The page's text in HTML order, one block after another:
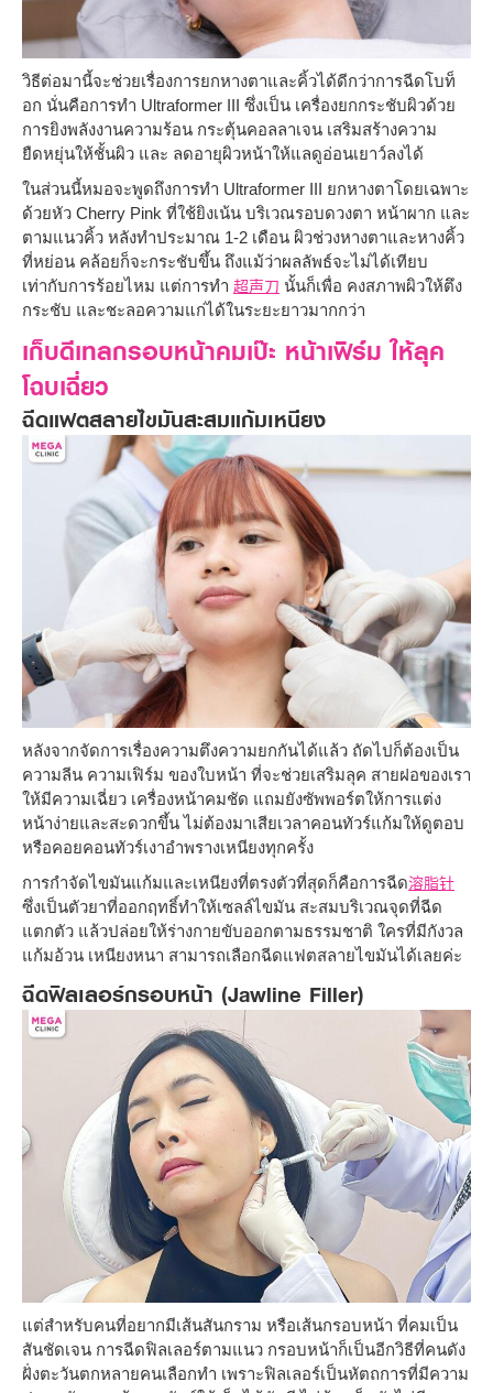
วิธีต่อมานี้จะช่วยเรื่องการยกหางตาและคิ้วได้ดีกว่าการฉีดโบท็
อก นั่นคือการทำ Ultraformer III ซึ่งเป็น เครื่องยกกระชับผิวด้วย
การยิงพลังงานความร้อน กระตุ้นคอลลาเจน เสริมสร้างความ
ยืดหยุ่นให้ชั้นผิว และ ลดอายุผิวหน้าให้แลดูอ่อนเยาว์ลงได้
ในส่วนนี้หมอจะพูดถึงการทำ Ultraformer III ยกหางตาโดยเฉพาะ
ด้วยหัว Cherry Pink ที่ใช้ยิงเน้น บริเวณรอบดวงตา หน้าผาก และ
ตามแนวคิ้ว หลังทำประมาณ 1-2 เดือน ผิวช่วงหางตาและหางคิ้ว
ที่หย่อน คล้อยก็จะกระชับขึ้น ถึงแม้ว่าผลลัพธ์จะไม่ได้เทียบ
เท่ากับการร้อยไหม แต่การทำ 超声刀 นั้นก็เพื่อ คงสภาพผิวให้ตึง
กระชับ และชะลอความแก่ได้ในระยะยาวมากกว่า
เก็บดีเทลกรอบหน้าคมเป๊ะ หน้าเฟิร์ม ให้ลุค
โฉบเฉี่ยว
ฉีดแฟตสลายไขมันสะสมแก้มเหนียง
หลังจากจัดการเรื่องความตึงความยกกันได้แล้ว ถัดไปก็ต้องเป็น
ความลีน ความเฟิร์ม ของใบหน้า ที่จะช่วยเสริมลุค สายฝอของเรา
ให้มีความเฉี่ยว เครื่องหน้าคมชัด แถมยังซัพพอร์ตให้การแต่ง
หน้าง่ายและสะดวกขึ้น ไม่ต้องมาเสียเวลาคอนทัวร์แก้มให้ดูตอบ
หรือคอยคอนทัวร์เงาอำพรางเหนียงทุกครั้ง
การกำจัดไขมันแก้มและเหนียงที่ตรงตัวที่สุดก็คือการฉีด溶脂针
ซึ่งเป็นตัวยาที่ออกฤทธิ์ทำให้เซลล์ไขมัน สะสมบริเวณจุดที่ฉีด
แตกตัว แล้วปล่อยให้ร่างกายขับออกตามธรรมชาติ ใครที่มีกังวล
แก้มอ้วน เหนียงหนา สามารถเลือกฉีดแฟตสลายไขมันได้เลยค่ะ
ฉีดฟิลเลอร์กรอบหน้า (Jawline Filler)
แต่สำหรับคนที่อยากมีเส้นสันกราม หรือเส้นกรอบหน้า ที่คมเป็น
สันชัดเจน การฉีดฟิลเลอร์ตามแนว กรอบหน้าก็เป็นอีกวิธีที่คนดัง
ฝั่งตะวันตกหลายคนเลือกทำ เพราะฟิลเลอร์เป็นหัตถการที่มีความ